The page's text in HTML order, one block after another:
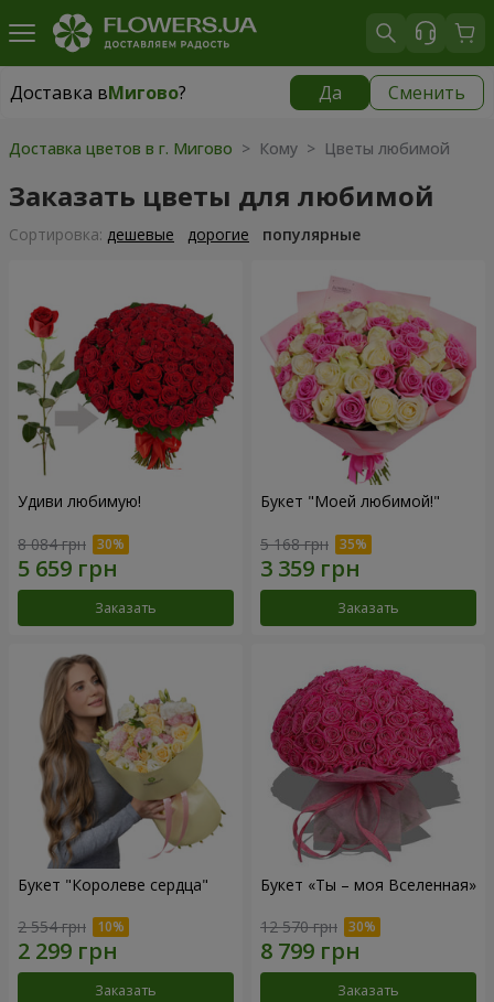
Доставка вМигово? Да Сменить
Доставка вМигово|
Доставка цветов в г. Мигово > Кому > Цветы любимой
Заказать цветы для любимой
Cортировка: дешевые дорогие популярные
Удиви любимую!
8 084 грн
Заказать
Букет "Моей любимой!"
5 168 грн
Заказать
Букет "Королеве сердца"
2 554 грн
Заказать
Букет «Ты – моя Вселенная»
12 570 грн
Заказать